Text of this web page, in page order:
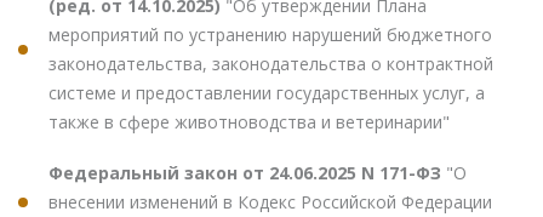
(ред. от 14.10.2025) "Об утверждении Плана
мероприятий по устранению нарушений бюджетного
законодательства, законодательства о контрактной
системе и предоставлении государственных услуг, а
также в сфере животноводства и ветеринарии"
Федеральный закон от 24.06.2025 N 171-ФЗ "О
внесении изменений в Кодекс Российской Федерации